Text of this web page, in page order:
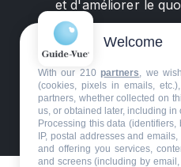
et d'améliorer le
©GuideVue2024
Welcome
With our 210 partners, we
(cookies, pixels in emails,
partners, whether collected on
us, or obtained later, including in
Processing this data
IP, postal addresses and
and offering you services,
and screens (including by